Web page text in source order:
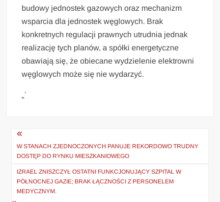
budowy jednostek gazowych oraz mechanizm
wsparcia dla jednostek węglowych. Brak
konkretnych regulacji prawnych utrudnia jednak
realizację tych planów, a spółki energetyczne
obawiają się, że obiecane wydzielenie elektrowni
węglowych może się nie wydarzyć.
„`
Nawigacja
wpisu
W STANACH ZJEDNOCZONYCH PANUJE REKORDOWO TRUDNY
DOSTĘP DO RYNKU MIESZKANIOWEGO
IZRAEL ZNISZCZYŁ OSTATNI FUNKCJONUJĄCY SZPITAL W
PÓŁNOCNEJ GAZIE; BRAK ŁĄCZNOŚCI Z PERSONELEM
MEDYCZNYM.